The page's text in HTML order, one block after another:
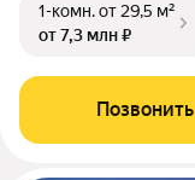
1-комн.от 29,5 м²
от 7,3 млн ₽
Позвонить